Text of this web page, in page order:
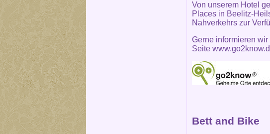
Von unserem Hotel
Places in Beelitz-
Nahverkehrs zur
Gerne informieren
Seite
Bett and Bike